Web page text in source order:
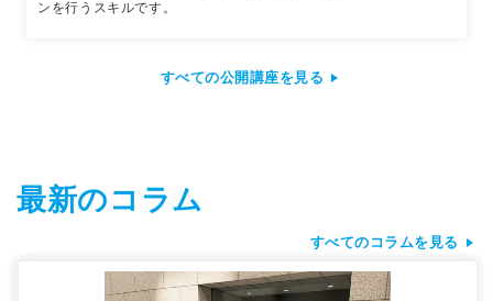
ンを行うスキルです。
すべての公開講座を見る
最新のコラム
すべてのコラムを見る